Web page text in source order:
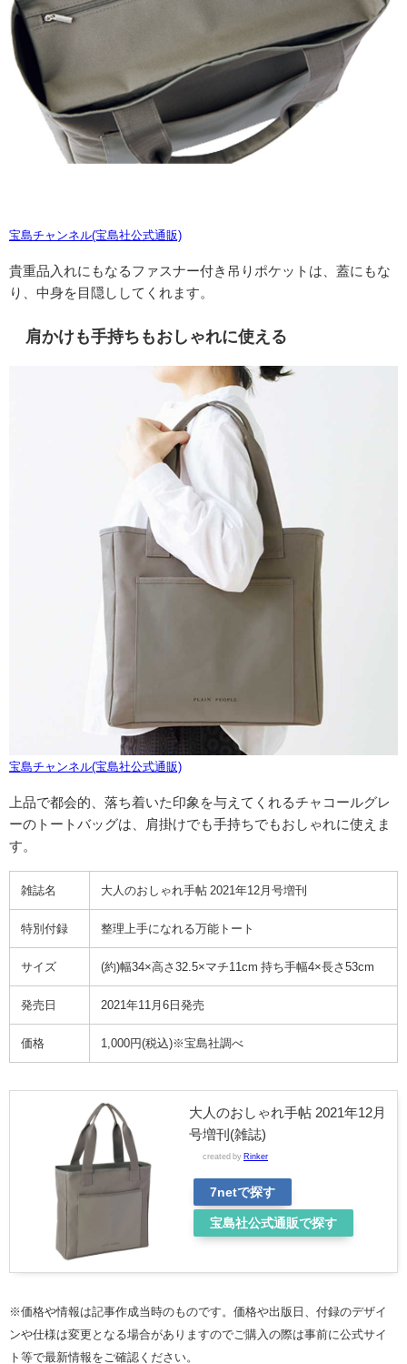
宝島チャンネル(宝島社公式通販)
貴重品入れにもなるファスナー付き吊りポケットは、蓋にもな
り、中身を目隠ししてくれます。
肩かけも手持ちもおしゃれに使える
宝島チャンネル(宝島社公式通販)
上品で都会的、落ち着いた印象を与えてくれるチャコールグレ
ーのトートバッグは、肩掛けでも手持ちでもおしゃれに使えま
す。
雑誌名 大人のおしゃれ手帖 2021年12月号増刊
特別付録 整理上手になれる万能トート
サイズ (約)幅34×高さ32.5×マチ11cm 持ち手幅4×長さ53cm
発売日 2021年11月6日発売
価格 1,000円(税込)※宝島社調べ
大人のおしゃれ手帖 2021年12月
号増刊(雑誌)
created by Rinker
7netで探す
宝島社公式通販で探す
※価格や情報は記事作成当時のものです。価格や出版日、付録のデザイ
ンや仕様は変更となる場合がありますのでご購入の際は事前に公式サイ
ト等で最新情報をご確認ください。